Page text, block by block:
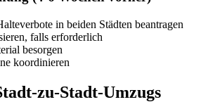
in beiden Städten beantragen
falls erforderlich
besorgen
koordinieren
zu-Stadt-Umzugs